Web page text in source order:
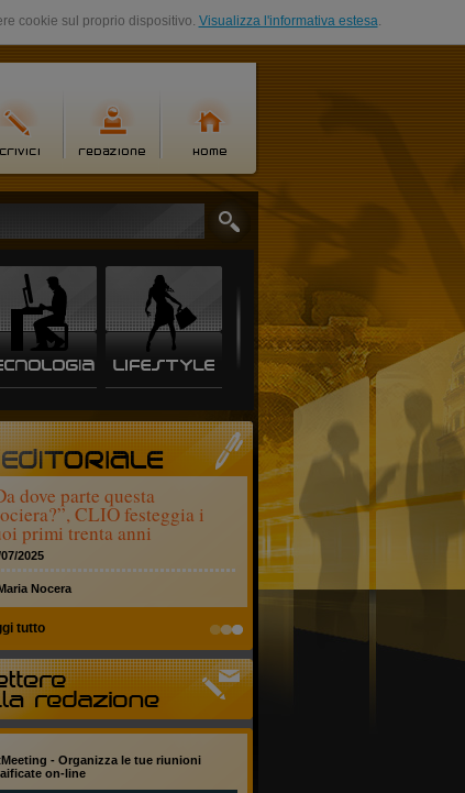
cookie sul proprio dispositivo. Visualizza l'informativa estesa.
dove parte questa
CLIO festeggia i
primi trenta anni
2025
Nocera
tutto
- Organizza le tue riunioni
on-line